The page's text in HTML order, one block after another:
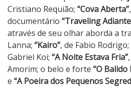
Cristiano Requião; “Cova Aberta”
documentário “Traveling
através de seu olhar aborda a
Lanna; “Kairo”, de Fabio Rodrigo;
Gabriel Koi; “A Noite Estava Fria”
Amorim; o belo e forte “O Balido
e “A Poeira dos Pequenos